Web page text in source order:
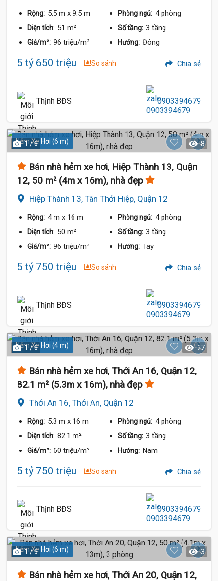
Rộng: 5.5 m x 9.5 m Phòng ngủ: 4 phòng
Diện tích: 51 m² Số tầng: 3 tầng
Giá/m²: 96 triệu/m² Hướng: Đông
5 tỷ 650 triệu So sánh Chia sẻ
Thịnh BĐS 0903394679
Hẻm Xe Hơi (6 m)
1 / 6 8
Bán nhà hẻm xe hơi, Hiệp Thành 13, Quận
12, 50 m² (4m x 16m), nhà đẹp
Hiệp Thành 13, Tân Thới Hiệp, Quận 12
Rộng: 4 m x 16 m Phòng ngủ: 4 phòng
Diện tích: 50 m² Số tầng: 3 tầng
Giá/m²: 96 triệu/m² Hướng: Tây
5 tỷ 750 triệu So sánh Chia sẻ
Thịnh BĐS 0903394679
Hẻm Xe Hơi (4 m)
1 / 6 27
Bán nhà hẻm xe hơi, Thới An 16, Quận 12,
82.1 m² (5.3m x 16m), nhà đẹp
Thới An 16, Thới An, Quận 12
Rộng: 5.3 m x 16 m Phòng ngủ: 4 phòng
Diện tích: 82.1 m² Số tầng: 3 tầng
Giá/m²: 60 triệu/m² Hướng: Nam
5 tỷ 750 triệu So sánh Chia sẻ
Thịnh BĐS 0903394679
Hẻm Xe Hơi (6 m)
1 / 5 3
Bán nhà hẻm xe hơi, Thới An 20, Quận 12,